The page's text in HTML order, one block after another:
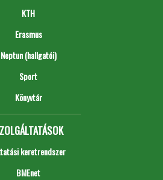
KTH
Erasmus
Neptun (hallgatói)
Sport
Könyvtár
keretrendszer
BMEnet